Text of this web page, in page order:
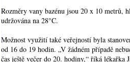
Rozměry vany bazénu jsou 20 x 10 metrů,
udržována na 28°C.
Možnost využití také veřejností byla
od 16 do 19 hodin. „V žádném případě
čas ještě večer do 20. hodiny,“ říká lékařka